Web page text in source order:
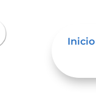
Inicio